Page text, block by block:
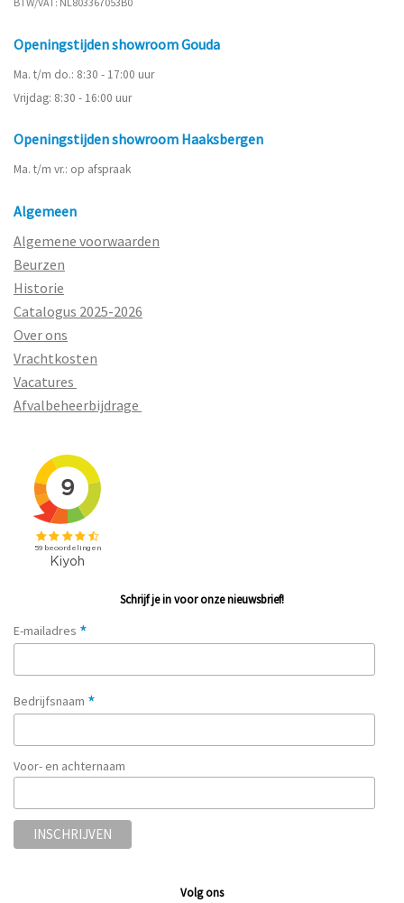
Openingstijden showroom Gouda
Ma. t/m do.: 8:30 - 17:00 uur
Vrijdag: 8:30 - 16:00 uur
Openingstijden showroom Haaksbergen
Ma. t/m vr.: op afspraak
Algemeen
Algemene voorwaarden
Beurzen
Historie
Catalogus 2025-2026
Over ons
Vrachtkosten
Vacatures
Afvalbeheerbijdrage
Schrijf je in voor onze nieuwsbrief!
E-mailadres *
Bedrijfsnaam *
Voor- en achternaam
Volg ons